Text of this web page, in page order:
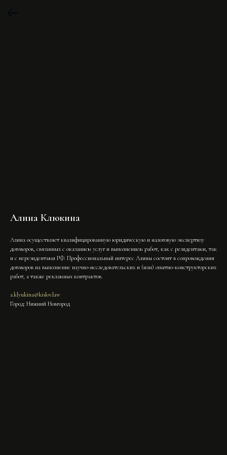
Алина Клюкина
Алина осуществляет квалифицированную юридическую и налоговую экспертизу
договоров, связанных с оказанием услуг и выполнением работ, как с резидентами, так
и с нерезидентами РФ. Профессиональный интерес Алины состоит в сопровождении
договоров на выполнение научно-исследовательских и (или) опытно-конструкторских
работ, а также рекламных контрактов.
a.klyukina@kislov.law
Город: Нижний Новгород